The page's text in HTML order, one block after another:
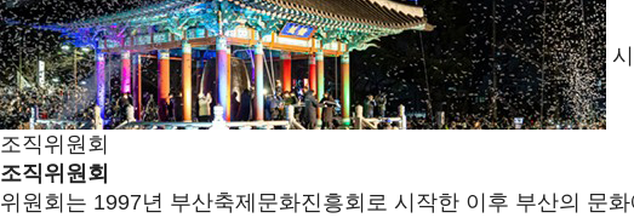
조직위원회
조직위원회
위원회는 1997년 부산축제문화진흥회로 시작한 이후 부산의 문